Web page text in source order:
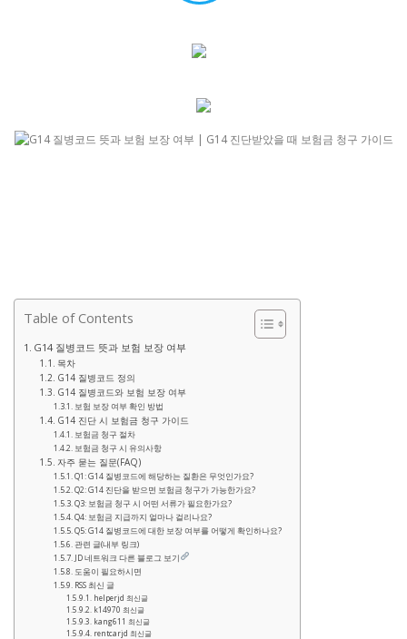
Table of Contents
G14 질병코드 뜻과 보험 보장 여부
목차
G14 질병코드 정의
G14 질병코드와 보험 보장 여부
보험 보장 여부 확인 방법
G14 진단 시 보험금 청구 가이드
보험금 청구 절차
보험금 청구 시 유의사항
자주 묻는 질문(FAQ)
Q1: G14 질병코드에 해당하는 질환은 무엇인가요?
Q2: G14 진단을 받으면 보험금 청구가 가능한가요?
Q3: 보험금 청구 시 어떤 서류가 필요한가요?
Q4: 보험금 지급까지 얼마나 걸리나요?
Q5: G14 질병코드에 대한 보장 여부를 어떻게 확인하나요?
관련 글(내부 링크)
JD 네트워크 다른 블로그 보기
도움이 필요하시면
RSS 최신 글
helperjd 최신글
k14970 최신글
kang611 최신글
rentcarjd 최신글